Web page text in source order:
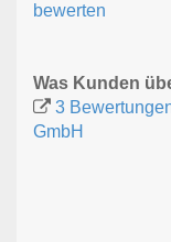
bewerten
Was Kunden
3
GmbH